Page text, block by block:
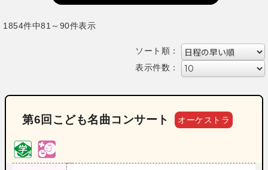
1854件中81～90件表示
ソート順：
表示件数：
第6回こども名曲コンサート オーケストラ